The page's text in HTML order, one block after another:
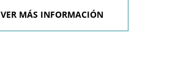
VER MÁS INFORMACIÓN